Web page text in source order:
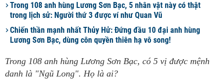
Trong 108 anh hùng Lương Sơn Bạc, 5 nhân vật này có thật
trong lịch sử: Người thứ 3 được ví như Quan Vũ
Chiến thần mạnh nhất Thủy Hử: Đứng đầu 10 đại anh hùng
Lương Sơn Bạc, dùng côn quyền thiên hạ vô song!
Trong 108 anh hùng Lương Sơn Bạc, có 5 vị được mệnh
danh là "Ngũ Long". Họ là ai?